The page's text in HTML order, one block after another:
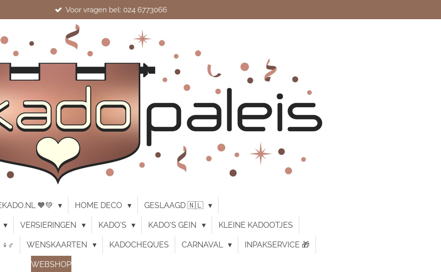
Voor vragen bel: 024 6773066
🧡💚 HOME DECO GESLAAGD 🇳🇱
VERSIERINGEN KADO'S KADO'S GEIN KLEINE KADOOTJES
♀︎♂︎ WENSKAARTEN KADOCHEQUES CARNAVAL INPAKSERVICE 🎁
WEBSHOP